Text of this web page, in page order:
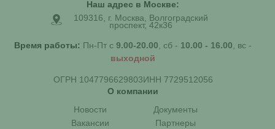
Наш адрес в Москве:
109316, г. Москва, Волгоградский
проспект, 42к36
Время работы: Пн-Пт с 9.00-20.00, сб - 10.00 - 16.00, вс -
выходной
ОГРН 1047796629803ИНН 7729512056
О компании
Новости
Документы
Вакансии
Партнеры